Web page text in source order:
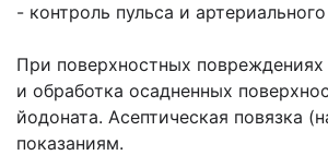
- контроль пульса и
При поверхностных
и обработка осадненных
йодоната. Асептическая повязка
показаниям.